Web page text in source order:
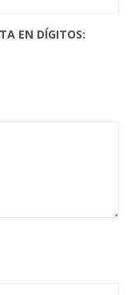
EN DÍGITOS: